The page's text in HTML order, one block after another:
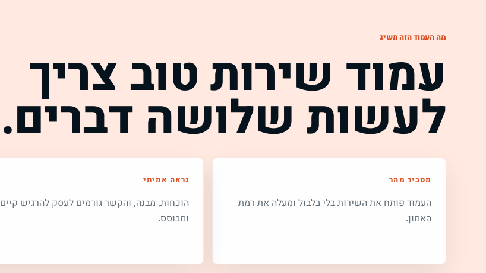
מה העמוד הזה משיג
עמוד שירות טוב צריך
לעשות שלושה דברים.
מסביר מהר
העמוד פותח את השירות בלי בלבול ומעלה את רמת
האמון.
נראה אמיתי
הוכחות, מבנה, והקשר גורמים לעסק להרגיש קיים
ומבוסס.